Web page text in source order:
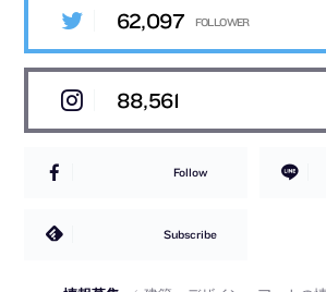
62,097
88,561
Follow
Subscribe